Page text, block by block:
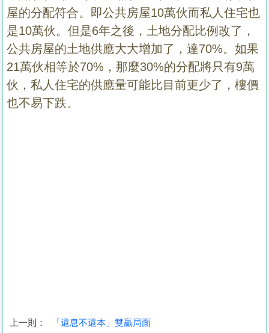
屋的分配符合。即公共房屋10萬伙而私人住宅也
是10萬伙。但是6年之後，土地分配比例改了，
公共房屋的土地供應大大增加了，達70%。如果
21萬伙相等於70%，那麼30%的分配將只有9萬
伙，私人住宅的供應量可能比目前更少了，樓價
也不易下跌。
上一則： 「還息不還本」雙贏局面